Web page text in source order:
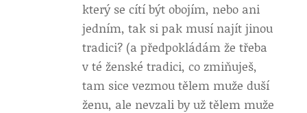
který se cítí být obojím, nebo ani
jedním, tak si pak musí najít jinou
tradici? (a předpokládám že třeba
v té ženské tradici, co zmiňuješ,
tam sice vezmou tělem muže duší
ženu, ale nevzali by už tělem muže